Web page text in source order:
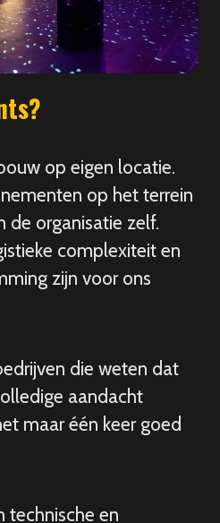
op eigen locatie.
op het terrein
de organisatie zelf.
complexiteit en
zijn voor ons
die weten dat
aandacht
maar één keer goed
technische en